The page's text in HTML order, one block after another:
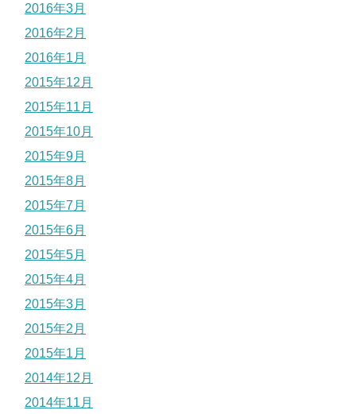
2016年3月
2016年2月
2016年1月
2015年12月
2015年11月
2015年10月
2015年9月
2015年8月
2015年7月
2015年6月
2015年5月
2015年4月
2015年3月
2015年2月
2015年1月
2014年12月
2014年11月